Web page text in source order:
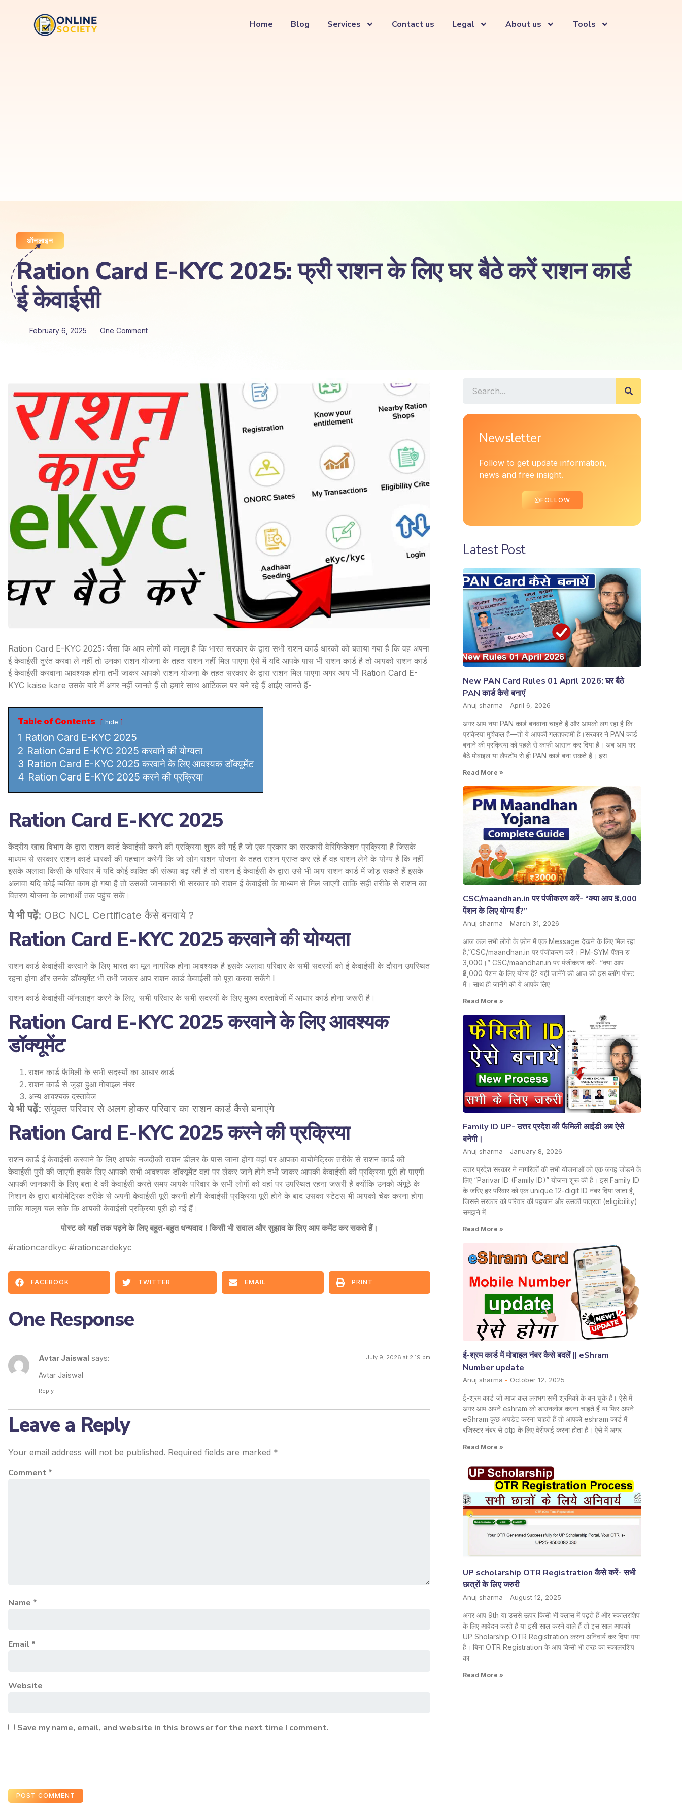
Home Blog Services Contact us Legal About us Tools
ऑनलाइन
Ration Card E-KYC 2025: फ्री राशन के लिए घर बैठे करें राशन कार्ड
ई केवाईसी
February 6, 2025 One Comment
Ration Card E-KYC 2025: जैसा कि आप लोगों को मालूम है कि भारत सरकार के द्वारा सभी राशन कार्ड धारकों को बताया गया है कि वह अपना
ई केवाईसी तुरंत करवा ले नहीं तो उनका राशन योजना के तहत राशन नहीं मिल पाएगा ऐसे में यदि आपके पास भी राशन कार्ड है तो आपको राशन कार्ड
ई केवाईसी करवाना आवश्यक होगा तभी जाकर आपको राशन योजना के तहत सरकार के द्वारा राशन मिल पाएगा अगर आप भी Ration Card E-
KYC kaise kare उसके बारे में अगर नहीं जानते हैं तो हमारे साथ आर्टिकल पर बने रहे हैं आईए जानते हैं-
Table of Contents hide
1 Ration Card E-KYC 2025
2 Ration Card E-KYC 2025 करवाने की योग्यता
3 Ration Card E-KYC 2025 करवाने के लिए आवश्यक डॉक्यूमेंट
4 Ration Card E-KYC 2025 करने की प्रक्रिया
Ration Card E-KYC 2025
केंद्रीय खाद्य विभाग के द्वारा राशन कार्ड केवाईसी करने की प्रक्रिया शुरू की गई है जो एक प्रकार का सरकारी वेरिफिकेशन प्रक्रिया है जिसके
माध्यम से सरकार राशन कार्ड धारकों की पहचान करेगी कि जो लोग राशन योजना के तहत राशन प्राप्त कर रहे हैं वह राशन लेने के योग्य है कि नहीं
इसके अलावा किसी के परिवार में यदि कोई व्यक्ति की संख्या बढ़ रही है तो राशन ई केवाईसी के द्वारा उसे भी आप राशन कार्ड में जोड़ सकते हैं इसके
अलावा यदि कोई व्यक्ति काम हो गया है तो उसकी जानकारी भी सरकार को राशन ई केवाईसी के माध्यम से मिल जाएगी ताकि सही तरीके से राशन का
वितरण योजना के लाभार्थी तक पहुंच सकें।
ये भी पढ़ें: OBC NCL Certificate कैसे बनवाये ?
Ration Card E-KYC 2025 करवाने की योग्यता
राशन कार्ड केवाईसी करवाने के लिए भारत का मूल नागरिक होना आवश्यक है इसके अलावा परिवार के सभी सदस्यों को ई केवाईसी के दौरान उपस्थित
रहना होगा और उनके डॉक्यूमेंट भी तभी जाकर आप राशन कार्ड केवाईसी को पूरा करवा सकेंगे l
राशन कार्ड केवाईसी ऑनलाइन करने के लिए, सभी परिवार के सभी सदस्यों के लिए मुख्य दस्तावेजों में आधार कार्ड होना जरूरी है।
Ration Card E-KYC 2025 करवाने के लिए आवश्यक
डॉक्यूमेंट
राशन कार्ड फैमिली के सभी सदस्यों का आधार कार्ड
राशन कार्ड से जुड़ा हुआ मोबाइल नंबर
अन्य आवश्यक दस्तावेज
ये भी पढ़ें:संयुक्त परिवार से अलग होकर परिवार का राशन कार्ड कैसे बनाएंगे
Ration Card E-KYC 2025 करने की प्रक्रिया
राशन कार्ड ई केवाईसी करवाने के लिए आपके नजदीकी राशन डीलर के पास जाना होगा वहां पर आपका बायोमेट्रिक तरीके से राशन कार्ड की
केवाईसी पुरी की जाएगी इसके लिए आपको सभी आवश्यक डॉक्यूमेंट वहां पर लेकर जाने होंगे तभी जाकर आपकी केवाईसी की प्रक्रिया पूरी हो पाएगी
आपकी जानकारी के लिए बता दे की केवाईसी करते समय आपके परिवार के सभी लोगों को वहां पर उपस्थित रहना जरूरी है क्योंकि उनको अंगूठे के
निशान के द्वारा बायोमेट्रिक तरीके से अपनी केवाईसी पूरी करनी होगी केवाईसी प्रक्रिया पूरी होने के बाद उसका स्टेटस भी आपको चेक करना होगा
ताकि मालूम चल सके कि आपकी केवाईसी प्रक्रिया पूरी हो गई हैं।
पोस्ट को यहाँ तक पढ़ने के लिए बहुत-बहुत धन्यवाद ! किसी भी सवाल और सुझाव के लिए आप कमेंट कर सकते हैं।
#rationcardkyc #rationcardekyc
FACEBOOK TWITTER EMAIL PRINT
One Response
Avtar Jaiswal says: July 9, 2026 at 2:19 pm
Avtar Jaiswal
Reply
Leave a Reply
Your email address will not be published. Required fields are marked *
Comment *
Name *
Email *
Website
Save my name, email, and website in this browser for the next time I comment.
Newsletter
Follow to get update information,
news and free insight.
FOLLOW
Latest Post
New PAN Card Rules 01 April 2026: घर बैठे
PAN कार्ड कैसे बनाएं
Anuj sharma April 6, 2026
अगर आप नया PAN कार्ड बनवाना चाहते हैं और आपको लग रहा है कि
प्रक्रिया मुश्किल है—तो ये आपकी गलतफहमी है।सरकार ने PAN कार्ड
बनाने की प्रक्रिया को पहले से काफी आसान कर दिया है। अब आप घर
बैठे मोबाइल या लैपटॉप से ही PAN कार्ड बना सकते हैं। इस
Read More »
CSC/maandhan.in पर पंजीकरण करें- “क्या आप ₹3,000
पेंशन के लिए योग्य हैं?”
Anuj sharma March 31, 2026
आज कल सभी लोगो के फ़ोन में एक Message देखने के लिए मिल रहा
है,”CSC/maandhan.in पर पंजीकरण करें। PM-SYM पेंशन रु
3,000।” CSC/maandhan.in पर पंजीकरण करें- “क्या आप
₹3,000 पेंशन के लिए योग्य हैं? यही जानेंगे की आज की इस ब्लॉग पोस्ट
में। साथ ही जानेंगे की ये आपके लिए
Read More »
Family ID UP- उत्तर प्रदेश की फैमिली आईडी अब ऐसे
बनेगी।
Anuj sharma January 8, 2026
उत्तर प्रदेश सरकार ने नागरिकों की सभी योजनाओं को एक जगह जोड़ने के
लिए “Parivar ID (Family ID)” योजना शुरू की है। इस Family ID
के जरिए हर परिवार को एक unique 12-digit ID नंबर दिया जाता है,
जिससे सरकार को परिवार की पहचान और उसकी पात्रता (eligibility)
समझने में
Read More »
ई-श्रम कार्ड में मोबाइल नंबर कैसे बदलें || eShram
Number update
Anuj sharma October 12, 2025
ई-श्रम कार्ड जो आज कल लगभग सभी श्रमिकों के बन चुके हैं। ऐसे में
अगर आप अपने eshram को डाउनलोड करना चाहते हैं या फिर अपने
eShram कुछ अपडेट करना चाहते हैं तो आपको eshram कार्ड में
रजिस्टर नंबर से otp के लिए वेरीफाई करना होता है। ऐसे में अगर
Read More »
UP scholarship OTR Registration कैसे करें- सभी
छात्रों के लिए जरुरी
Anuj sharma August 12, 2025
अगर आप 9th या उससे ऊपर किसी भी क्लास में पढ़ते हैं और स्कालरशिप
के लिए आवेदन करते हैं या इसी साल करने वाले हैं तो इस साल आपको
UP Sholarship OTR Registration करना अनिवार्य कर दिया गया
है। बिना OTR Registration के आप किसी भी तरह का स्कालरशिप
का
Read More »